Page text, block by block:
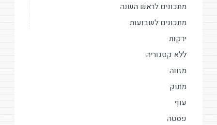
מתכונים לראש השנה
מתכונים לשבועות
ירקות
ללא קטגוריה
מזווה
מתוק
עוף
פסטה